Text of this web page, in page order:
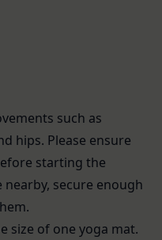
such as
hips. Please ensure
starting the
secure enough
size of one yoga mat.
法律、規則、法的手
からの要求により、
一部を開示すること
行またはその他の交
切であると判断した
一部を公開すること
、当社の運営または
合理的に必要である
全部または一部を開
あった場合
に際して、過去に
場合
保佐人又は被補助
代理人、後見人､保
ていなかった場合
項が含まれている場
た者またはその関